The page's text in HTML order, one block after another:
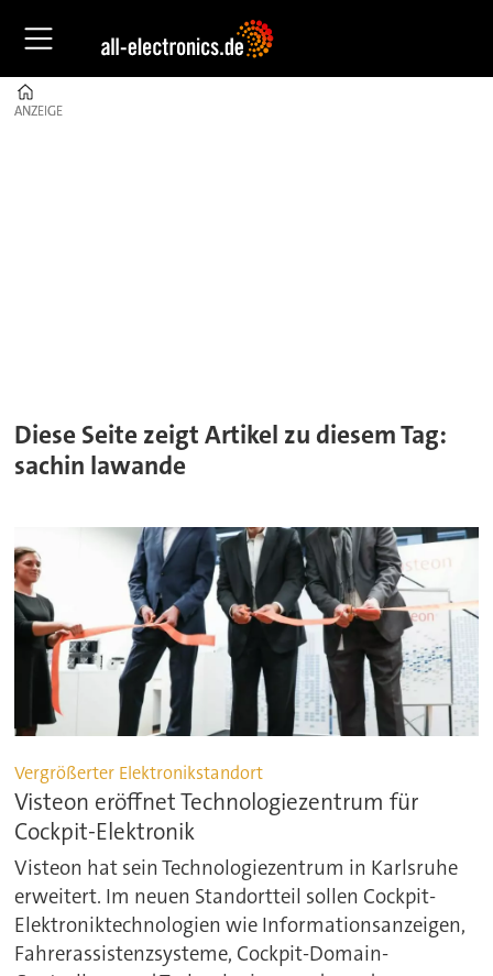
ANZEIGE
ANZEIGE
Diese Seite zeigt Artikel zu diesem Tag:
sachin lawande
Vergrößerter Elektronikstandort
Visteon eröffnet Technologiezentrum für
Cockpit-Elektronik
Visteon hat sein Technologiezentrum in Karlsruhe
erweitert. Im neuen Standortteil sollen Cockpit-
Elektroniktechnologien wie Informationsanzeigen,
Fahrerassistenzsysteme, Cockpit-Domain-